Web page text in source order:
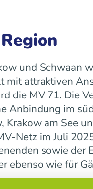
und Schwaan
attraktiven
die MV 71. Die
Anbindung im
am See
Netz im Juli
sowie der
ebenso wie für